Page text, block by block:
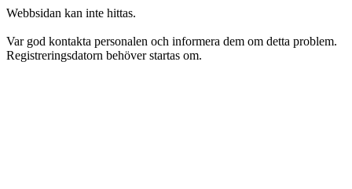
Webbsidan kan inte hittas.
Var god kontakta personalen och informera dem om detta problem.
Registreringsdatorn behöver startas om.